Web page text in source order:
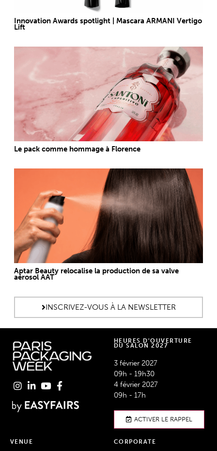
Innovation Awards spotlight | Mascara ARMANI Vertigo
Lift
Le pack comme hommage à Florence
Aptar Beauty relocalise la production de sa valve
aérosol AAT
INSCRIVEZ-VOUS À LA NEWSLETTER
HEURES D'OUVERTURE
DU SALON 2027
3 février 2027
09h - 19h30
4 février 2027
09h - 17h
ACTIVER LE RAPPEL
VENUE CORPORATE